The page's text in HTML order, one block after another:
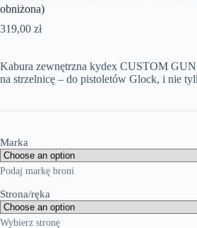
obniżona)
319,00 zł
Kabura zewnętrzna kydex CUSTOM
na strzelnicę – do pistoletów Glock, i nie
Marka
Podaj markę broni
Strona/ręka
Wybierz stronę